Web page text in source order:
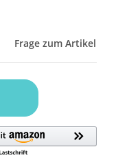
Frage zum Artikel